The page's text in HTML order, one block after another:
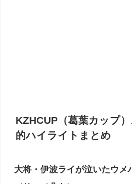
KZHCUP（葛葉カップ
的ハイライトまとめ
大将・伊波ライが泣いたウメ